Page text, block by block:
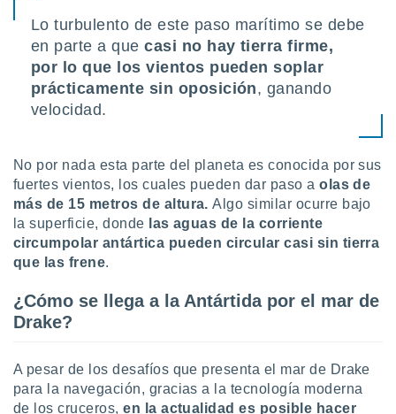
Lo turbulento de este paso marítimo se debe
en parte a quecasi no hay tierra firme,
por lo que los vientos pueden soplar
prácticamente sin oposición, ganando
velocidad.
No por nada esta parte del planeta es conocida por sus
fuertes vientos, los cuales pueden dar paso aolas de
más de 15 metros de altura.Algo similar ocurre bajo
la superficie, donde las aguas de la corriente
circumpolar antártica pueden circular casi sin tierra
que las frene.
¿Cómo se llega a la Antártida por el mar de
Drake?
A pesar de los desafíos que presenta el mar de Drake
para la navegación, gracias a la tecnología moderna
de los cruceros,en la actualidad es posible hacer